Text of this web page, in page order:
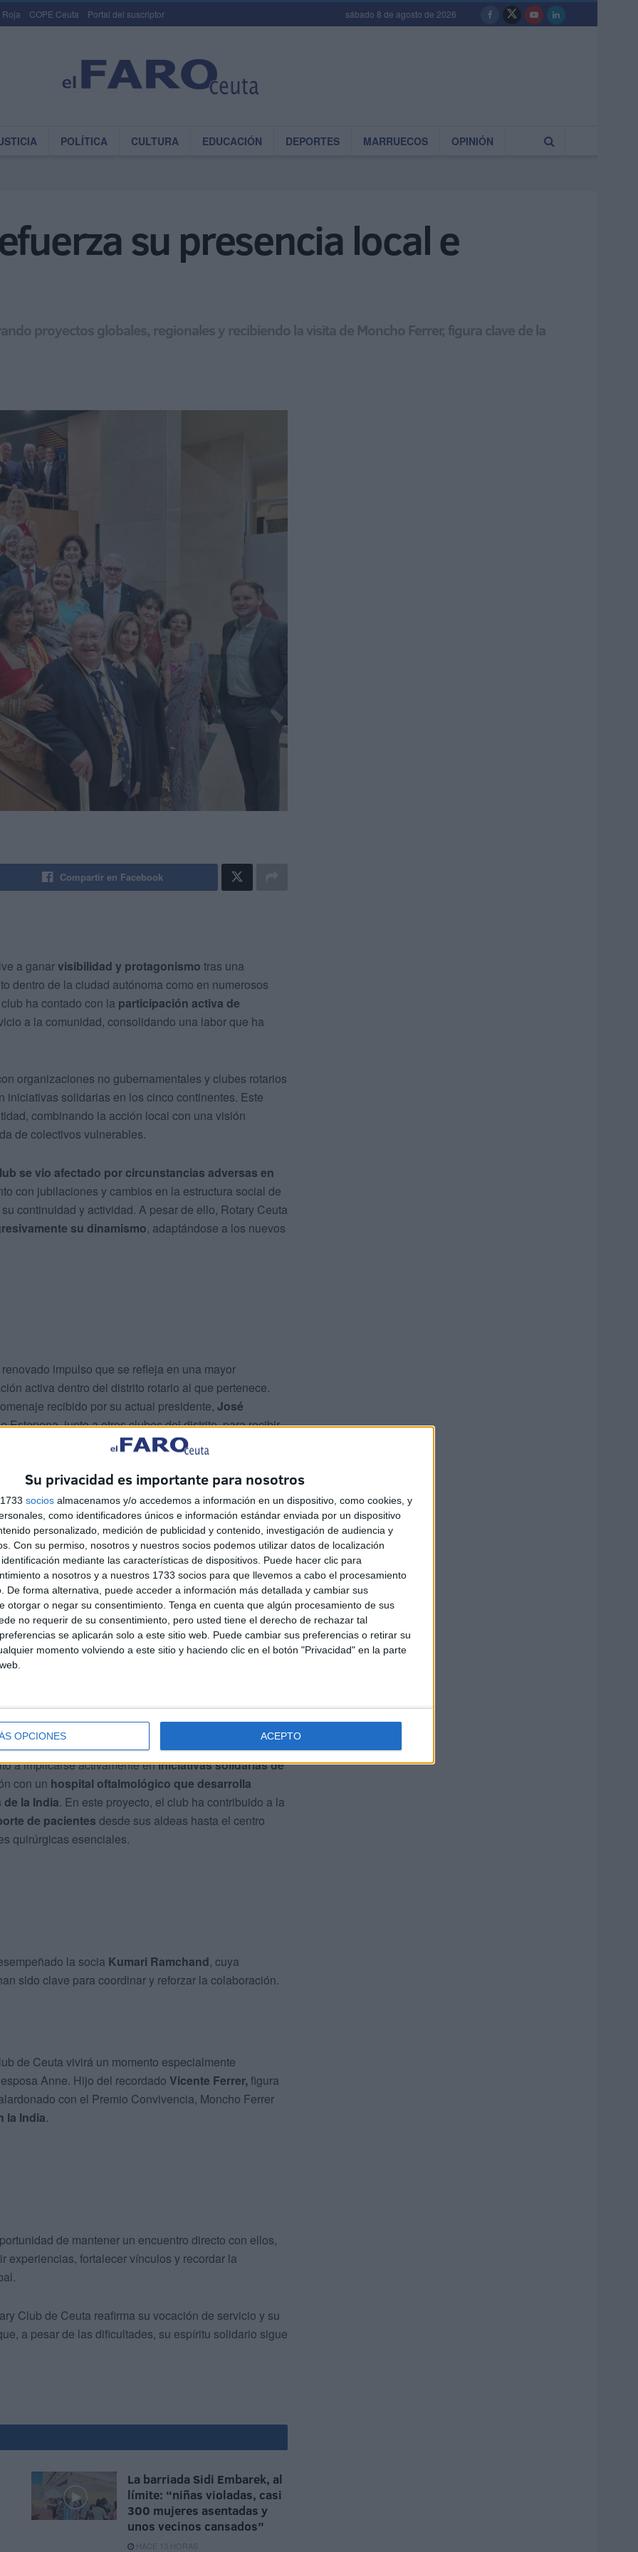
Su privacidad es importante para nosotros
socios almacenamos y/o accedemos a información en un dispositivo, como cookies, y
como identificadores únicos e información estándar enviada por un dispositivo
personalizado, medición de publicidad y contenido, investigación de audiencia y
Con su permiso, nosotros y nuestros socios podemos utilizar datos de localización
mediante las características de dispositivos. Puede hacer clic para
a nosotros y a nuestros 1733 socios para que llevemos a cabo el procesamiento
De forma alternativa, puede acceder a información más detallada y cambiar sus
otorgar o negar su consentimiento. Tenga en cuenta que algún procesamiento de sus
no requerir de su consentimiento, pero usted tiene el derecho de rechazar tal
se aplicarán solo a este sitio web. Puede cambiar sus preferencias o retirar su
momento volviendo a este sitio y haciendo clic en el botón "Privacidad" en la parte
OPCIONES ACEPTO
Roja COPE Ceuta Portal del suscriptor sábado 8 de agosto de 2026
POLÍTICA CULTURA EDUCACIÓN DEPORTES MARRUECOS OPINIÓN
su presencia local e
proyectos globales, regionales y recibiendo la visita de Moncho Ferrer, figura clave de la
Compartir en Facebook
a ganarvisibilidad y protagonismo tras una
dentro de la ciudad autónoma como en numerosos
ha contado con la participación activa de
a la comunidad, consolidando una labor que ha
organizaciones no gubernamentales y clubes rotarios
solidarias en los cinco continentes. Este
combinando la acción local con una visión
de colectivos vulnerables.
se vio afectado por circunstancias adversas en
con jubilaciones y cambios en la estructura social de
continuidad y actividad. A pesar de ello, Rotary Ceuta
su dinamismo, adaptándose a los nuevos
impulso que se refleja en una mayor
activa dentro del distrito rotario al que pertenece.
recibido por su actual presidente, José
Estepona, junto a otros clubes del distrito, para recibir
rotario .
ha sido lareanudación de los encuentros entre
agrupan a Ceuta, Tánger y Gibraltar. Estas reuniones
también permiten el desarrollo deproyectos
Además, fomentan la convivencia, el intercambio
de distintas comunidades.
a implicarse activamente eniniciativas solidarias de
con un hospital oftalmológico que desarrolla
la India. En este proyecto, el club ha contribuido a la
de pacientes desde sus aldeas hasta el centro
quirúrgicas esenciales.
la socia Kumari Ramchand, cuya
sido clave para coordinar y reforzar la colaboración.
de Ceuta vivirá un momento especialmente
Anne. Hijo del recordado Vicente Ferrer, figura
con el Premio Convivencia, Moncho Ferrer
la India.
de mantener un encuentro directo con ellos,
experiencias, fortalecer vínculos y recordar la
Club de Ceuta reafirma su vocación de servicio y su
a pesar de las dificultades, su espíritu solidario sigue
La barriada Sidi Embarek, al
límite: “niñas violadas, casi
300 mujeres asentadas y
unos vecinos cansados”
HACE 13 HORAS